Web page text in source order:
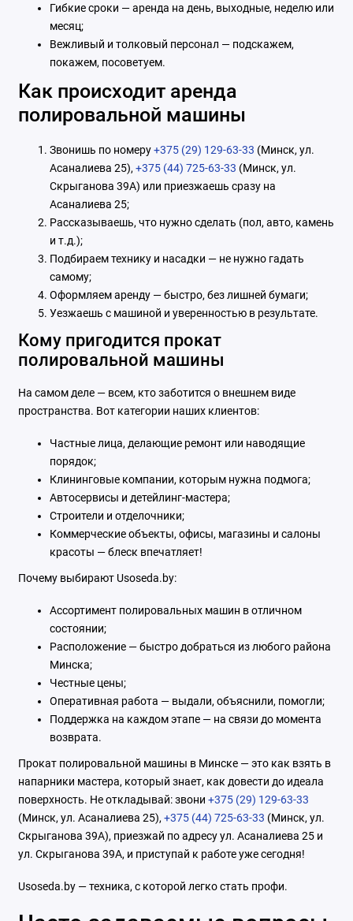
Гибкие сроки — аренда на день, выходные, неделю или
месяц;
Вежливый и толковый персонал — подскажем,
покажем, посоветуем.
Как происходит аренда
полировальной машины
Звонишь по номеру+375 (29) 129-63-33 (Минск, ул.
Асаналиева 25), +375 (44) 725-63-33 (Минск, ул.
Скрыганова 39А) или приезжаешь сразу на
Асаналиева 25;
Рассказываешь, что нужно сделать (пол, авто, камень
и т.д.);
Подбираем технику и насадки — не нужно гадать
самому;
Оформляем аренду — быстро, без лишней бумаги;
Уезжаешь с машиной и уверенностью в результате.
Кому пригодится прокат
полировальной машины
На самом деле — всем, кто заботится о внешнем виде
пространства. Вот категории наших клиентов:
Частные лица, делающие ремонт или наводящие
порядок;
Клининговые компании, которым нужна подмога;
Автосервисы и детейлинг-мастера;
Строители и отделочники;
Коммерческие объекты, офисы, магазины и салоны
красоты — блеск впечатляет!
Почему выбирают Usoseda.by:
Ассортимент полировальных машин в отличном
состоянии;
Расположение — быстро добраться из любого района
Минска;
Честные цены;
Оперативная работа — выдали, объяснили, помогли;
Поддержка на каждом этапе — на связи до момента
возврата.
Прокат полировальной машины в Минске — это как взять в
напарники мастера, который знает, как довести до идеала
поверхность. Не откладывай: звони +375 (29) 129-63-33
(Минск, ул. Асаналиева 25), +375 (44) 725-63-33 (Минск, ул.
Скрыганова 39А), приезжай по адресу ул. Асаналиева 25 и
ул. Скрыганова 39А, и приступай к работе уже сегодня!
Usoseda.by — техника, с которой легко стать профи.